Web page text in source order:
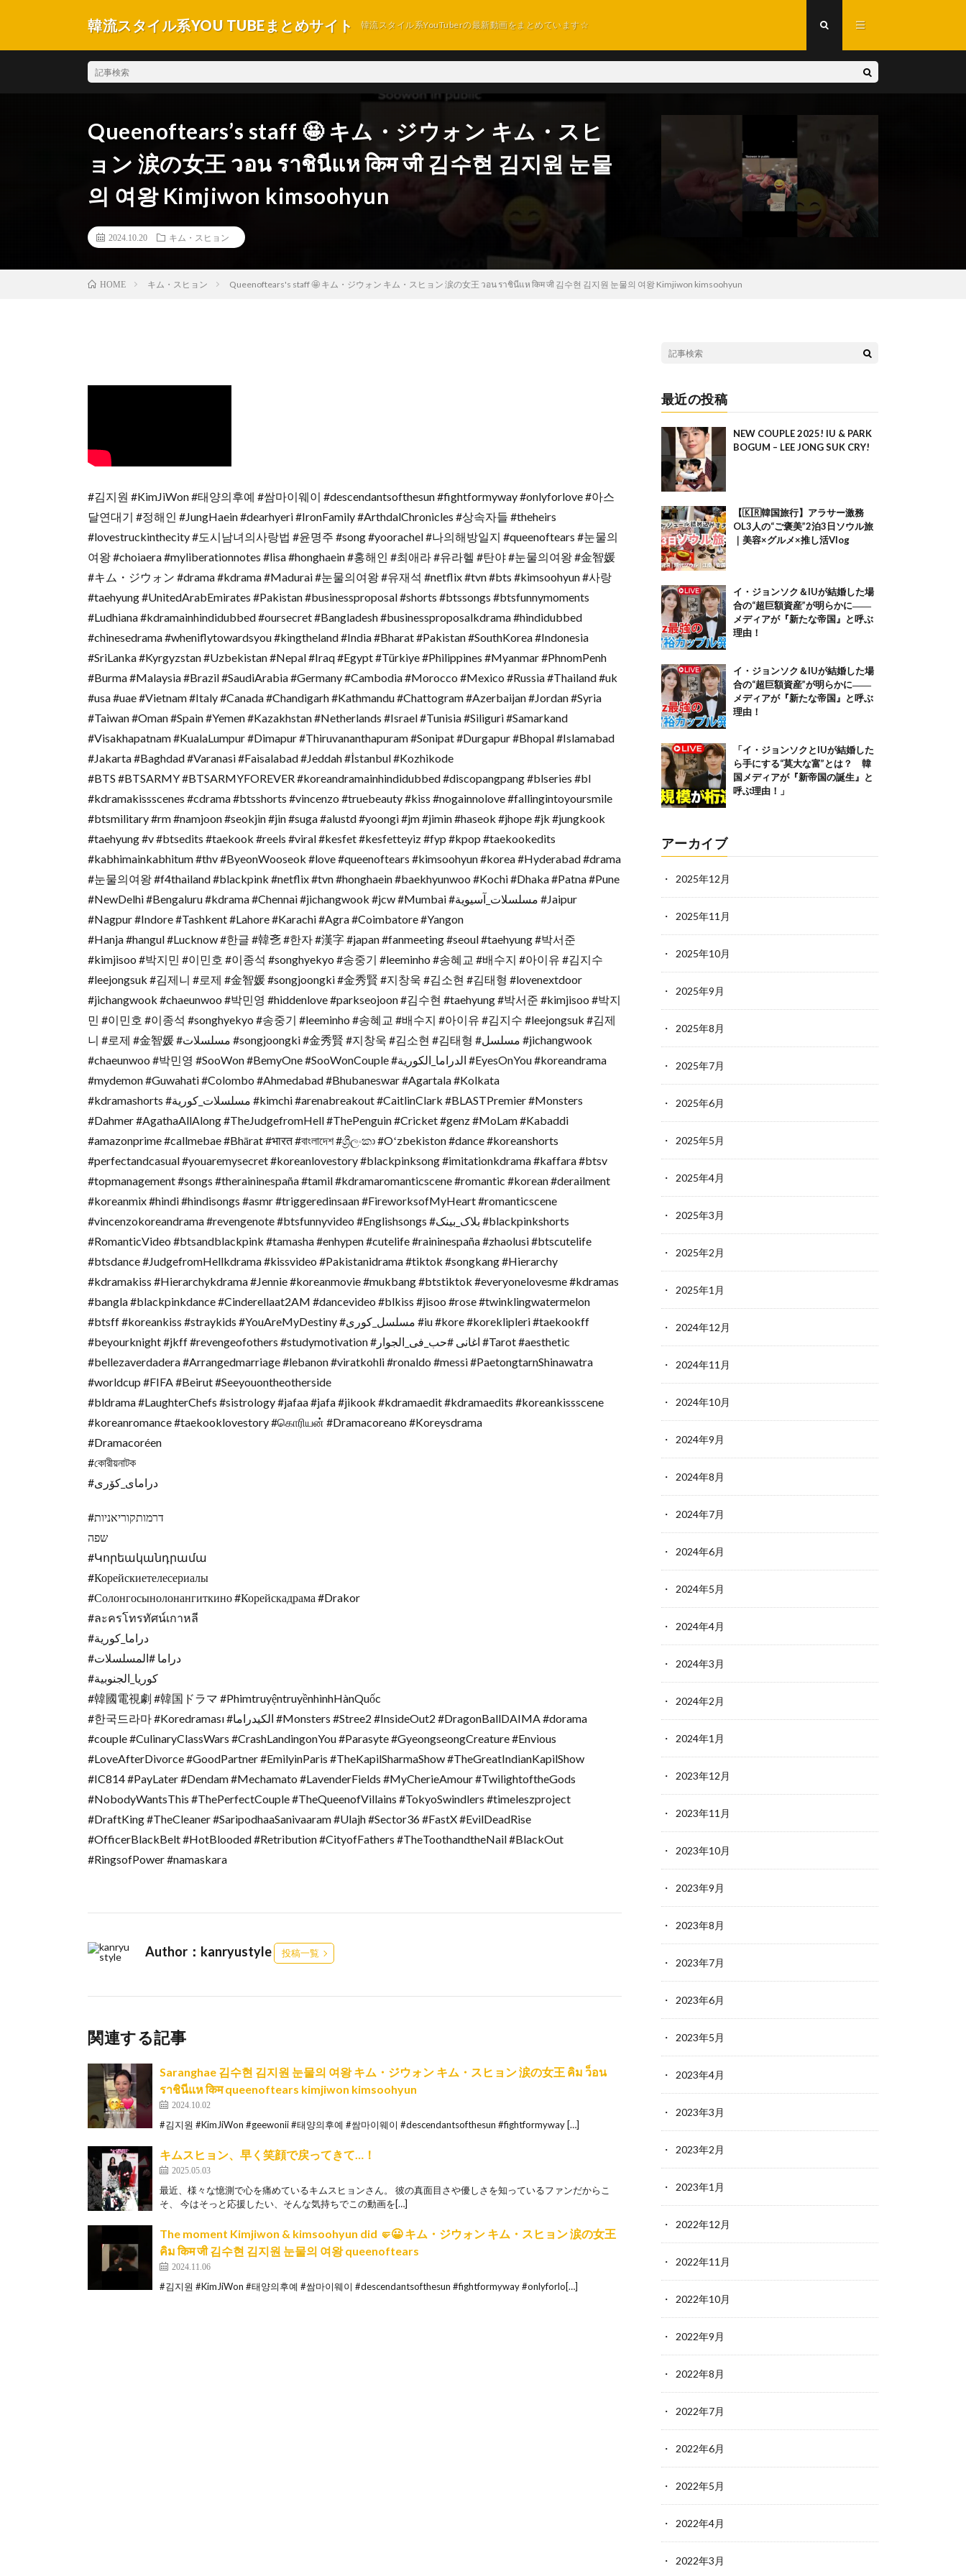
韓流スタイル系YOU TUBEまとめサイト 韓流スタイル系YouTuberの最新動画をまとめています☆
Queenoftears’s staff 🤩 キム・ジウォン キム・スヒ
ョン 涙の女王 วอน ราชินีแห किम जी 김수현 김지원 눈물
의 여왕 Kimjiwon kimsoohyun
2024.10.20 キム・スヒョン
HOME キム・スヒョン Queenoftears's staff 🤩 キム・ジウォン キム・スヒョン 涙の女王 วอน ราชินีแห किम जी 김수현 김지원 눈물의 여왕 Kimjiwon kimsoohyun
#김지원 #KimJiWon #태양의후예 #쌈마이웨이 #descendantsofthesun #fightformyway #onlyforlove #아스
달연대기 #정해인 #JungHaein #dearhyeri #IronFamily #ArthdalChronicles #상속자들 #theheirs
#lovestruckinthecity #도시남녀의사랑법 #윤명주 #song #yoorachel #나의해방일지 #queenoftears #눈물의
여왕 #choiaera #myliberationnotes #lisa #honghaein #홍해인 #최애라 #유라헬 #탄야 #눈물의여왕 #金智媛
#キム・ジウォン #drama #kdrama #Madurai #눈물의여왕 #유재석 #netflix #tvn #bts #kimsoohyun #사랑
#taehyung #UnitedArabEmirates #Pakistan #businessproposal #shorts #btssongs #btsfunnymoments
#Ludhiana #kdramainhindidubbed #oursecret #Bangladesh #businessproposalkdrama #hindidubbed
#chinesedrama #wheniflytowardsyou #kingtheland #India #Bharat #Pakistan #SouthKorea #Indonesia
#SriLanka #Kyrgyzstan #Uzbekistan #Nepal #Iraq #Egypt #Türkiye #Philippines #Myanmar #PhnomPenh
#Burma #Malaysia #Brazil #SaudiArabia #Germany #Cambodia #Morocco #Mexico #Russia #Thailand #uk
#usa #uae #Vietnam #Italy #Canada #Chandigarh #Kathmandu #Chattogram #Azerbaijan #Jordan #Syria
#Taiwan #Oman #Spain #Yemen #Kazakhstan #Netherlands #Israel #Tunisia #Siliguri #Samarkand
#Visakhapatnam #KualaLumpur #Dimapur #Thiruvananthapuram #Sonipat #Durgapur #Bhopal #Islamabad
#Jakarta #Baghdad #Varanasi #Faisalabad #Jeddah #İstanbul #Kozhikode
#BTS #BTSARMY #BTSARMYFOREVER #koreandramainhindidubbed #discopangpang #blseries #bl
#kdramakissscenes #cdrama #btsshorts #vincenzo #truebeauty #kiss #nogainnolove #fallingintoyoursmile
#btsmilitary #rm #namjoon #seokjin #jin #suga #alustd #yoongi #jm #jimin #haseok #jhope #jk #jungkook
#taehyung #v #btsedits #taekook #reels #viral #kesfet #kesfetteyiz #fyp #kpop #taekookedits
#kabhimainkabhitum #thv #ByeonWooseok #love #queenoftears #kimsoohyun #korea #Hyderabad #drama
#눈물의여왕 #f4thailand #blackpink #netflix #tvn #honghaein #baekhyunwoo #Kochi #Dhaka #Patna #Pune
#NewDelhi #Bengaluru #kdrama #Chennai #jichangwook #jcw #Mumbai #مسلسلات_آسيوية #Jaipur
#Nagpur #Indore #Tashkent #Lahore #Karachi #Agra #Coimbatore #Yangon
#Hanja #hangul #Lucknow #한글 #韓㐎 #한자 #漢字 #japan #fanmeeting #seoul #taehyung #박서준
#kimjisoo #박지민 #이민호 #이종석 #songhyekyo #송중기 #leeminho #송혜교 #배수지 #아이유 #김지수
#leejongsuk #김제니 #로제 #金智媛 #songjoongki #金秀賢 #지창욱 #김소현 #김태형 #lovenextdoor
#jichangwook #chaeunwoo #박민영 #hiddenlove #parkseojoon #김수현 #taehyung #박서준 #kimjisoo #박지
민 #이민호 #이종석 #songhyekyo #송중기 #leeminho #송혜교 #배수지 #아이유 #김지수 #leejongsuk #김제
니 #로제 #金智媛 #مسلسلات #songjoongki #金秀賢 #지창욱 #김소현 #김태형 #مسلسل #jichangwook
#chaeunwoo #박민영 #SooWon #BemyOne #SooWonCouple #الدراما_الكورية #EyesOnYou #koreandrama
#mydemon #Guwahati #Colombo #Ahmedabad #Bhubaneswar #Agartala #Kolkata
#kdramashorts #مسلسلات_كورية #kimchi #arenabreakout #CaitlinClark #BLASTPremier #Monsters
#Dahmer #AgathaAllAlong #TheJudgefromHell #ThePenguin #Cricket #genz #MoLam #Kabaddi
#amazonprime #callmebae #Bhārat #भारत #বাংলাদেশ #ශ්‍රීලංකා #Oʻzbekiston #dance #koreanshorts
#perfectandcasual #youaremysecret #koreanlovestory #blackpinksong #imitationkdrama #kaffara #btsv
#topmanagement #songs #theraininespaña #tamil #kdramaromanticscene #romantic #korean #derailment
#koreanmix #hindi #hindisongs #asmr #triggeredinsaan #FireworksofMyHeart #romanticscene
#vincenzokoreandrama #revengenote #btsfunnyvideo #Englishsongs #بلاک_بینک #blackpinkshorts
#RomanticVideo #btsandblackpink #tamasha #enhypen #cutelife #raininespaña #zhaolusi #btscutelife
#btsdance #JudgefromHellkdrama #kissvideo #Pakistanidrama #tiktok #songkang #Hierarchy
#kdramakiss #Hierarchykdrama #Jennie #koreanmovie #mukbang #btstiktok #everyonelovesme #kdramas
#bangla #blackpinkdance #Cinderellaat2AM #dancevideo #blkiss #jisoo #rose #twinklingwatermelon
#btsff #koreankiss #straykids #YouAreMyDestiny #مسلسل_کوری #iu #kore #koreklipleri #taekookff
#beyourknight #jkff #revengeofothers #studymotivation #اغانی #حب_فی_الجوار #Tarot #aesthetic
#bellezaverdadera #Arrangedmarriage #lebanon #viratkohli #ronaldo #messi #PaetongtarnShinawatra
#worldcup #FIFA #Beirut #Seeyouontheotherside
#bldrama #LaughterChefs #sistrology #jafaa #jafa #jikook #kdramaedit #kdramaedits #koreankissscene
#koreanromance #taekooklovestory #கொரியன் #Dramacoreano #Koreysdrama
#Dramacoréen
#কোরীয়নাটক
#درامای_کۆری
#דרמותקוריאניות
שפה
#Կորեականդրամա
#Корейскиетелесериалы
#Солонгосынолонангиткино #Корейскадрама #Drakor
#ละครโทรทัศน์เกาหลี
#دراما_كورية
#دراما #المسلسلات
#كوريا_الجنوبية
#韓國電視劇 #韓国ドラマ #PhimtruyệntruyềnhìnhHànQuốc
#한국드라마 #Koredraması #الکیدراما #Monsters #Stree2 #InsideOut2 #DragonBallDAIMA #dorama
#couple #CulinaryClassWars #CrashLandingonYou #Parasyte #GyeongseongCreature #Envious
#LoveAfterDivorce #GoodPartner #EmilyinParis #TheKapilSharmaShow #TheGreatIndianKapilShow
#IC814 #PayLater #Dendam #Mechamato #LavenderFields #MyCherieAmour #TwilightoftheGods
#NobodyWantsThis #ThePerfectCouple #TheQueenofVillains #TokyoSwindlers #timeleszproject
#DraftKing #TheCleaner #SaripodhaaSanivaaram #Ulajh #Sector36 #FastX #EvilDeadRise
#OfficerBlackBelt #HotBlooded #Retribution #CityofFathers #TheToothandtheNail #BlackOut
#RingsofPower #namaskara
Author：kanryustyle 投稿一覧
関連する記事
Saranghae 김수현 김지원 눈물의 여왕 キム・ジウォン キム・スヒョン 涙の女王 คิม ว็อน
ราชินีแห किम queenoftears kimjiwon kimsoohyun
2024.10.02
#김지원 #KimJiWon #geewonii #태양의후예 #쌈마이웨이 #descendantsofthesun #fightformyway […]
キムスヒョン、早く笑顔で戻ってきて…！
2025.05.03
最近、様々な憶測で心を痛めているキムスヒョンさん。 彼の真面目さや優しさを知っているファンだからこ
そ、 今はそっと応援したい、そんな気持ちでこの動画を[…]
The moment Kimjiwon & kimsoohyun did 🤛😀 キム・ジウォン キム・スヒョン 涙の女王
คิม किम जी 김수현 김지원 눈물의 여왕 queenoftears
2024.11.06
#김지원 #KimJiWon #태양의후예 #쌈마이웨이 #descendantsofthesun #fightformyway #onlyforlo[…]
最近の投稿
NEW COUPLE 2025! IU & PARK
BOGUM – LEE JONG SUK CRY!
【🇰🇷韓国旅行】アラサー激務
OL3人の“ご褒美”2泊3日ソウル旅
｜美容×グルメ×推し活Vlog
イ・ジョンソク＆IUが結婚した場
合の“超巨額資産”が明らかに――
メディアが『新たな帝国』と呼ぶ
理由！
イ・ジョンソク＆IUが結婚した場
合の“超巨額資産”が明らかに――
メディアが『新たな帝国』と呼ぶ
理由！
「イ・ジョンソクとIUが結婚した
ら手にする“莫大な富”とは？ 韓
国メディアが『新帝国の誕生』と
呼ぶ理由！」
アーカイブ
2025年12月
2025年11月
2025年10月
2025年9月
2025年8月
2025年7月
2025年6月
2025年5月
2025年4月
2025年3月
2025年2月
2025年1月
2024年12月
2024年11月
2024年10月
2024年9月
2024年8月
2024年7月
2024年6月
2024年5月
2024年4月
2024年3月
2024年2月
2024年1月
2023年12月
2023年11月
2023年10月
2023年9月
2023年8月
2023年7月
2023年6月
2023年5月
2023年4月
2023年3月
2023年2月
2023年1月
2022年12月
2022年11月
2022年10月
2022年9月
2022年8月
2022年7月
2022年6月
2022年5月
2022年4月
2022年3月